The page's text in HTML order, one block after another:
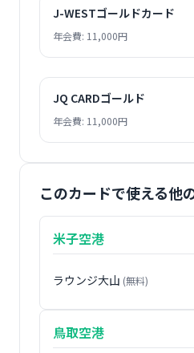
J-WESTゴールドカード
年会費: 11,000円
JQ CARDゴールド
年会費: 11,000円
このカードで使える他
米子空港
ラウンジ大山 (無料)
鳥取空港